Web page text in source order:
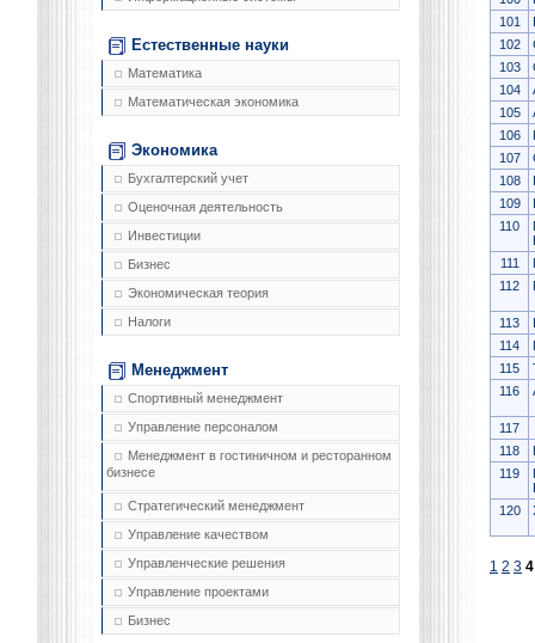
Естественные науки
Математика
Математическая экономика
Экономика
Бухгалтерский учет
Оценочная деятельность
Инвестиции
Бизнес
Экономическая теория
Налоги
Менеджмент
Спортивный менеджмент
Управление персоналом
Менеджмент в гостиничном и ресторанном
бизнесе
Стратегический менеджмент
Управление качеством
Управленческие решения
Управление проектами
Бизнес
101
102
103
104
105
106
107
108
109
110
111
112
113
114
115
116
117
118
119
120
1 2 3 4